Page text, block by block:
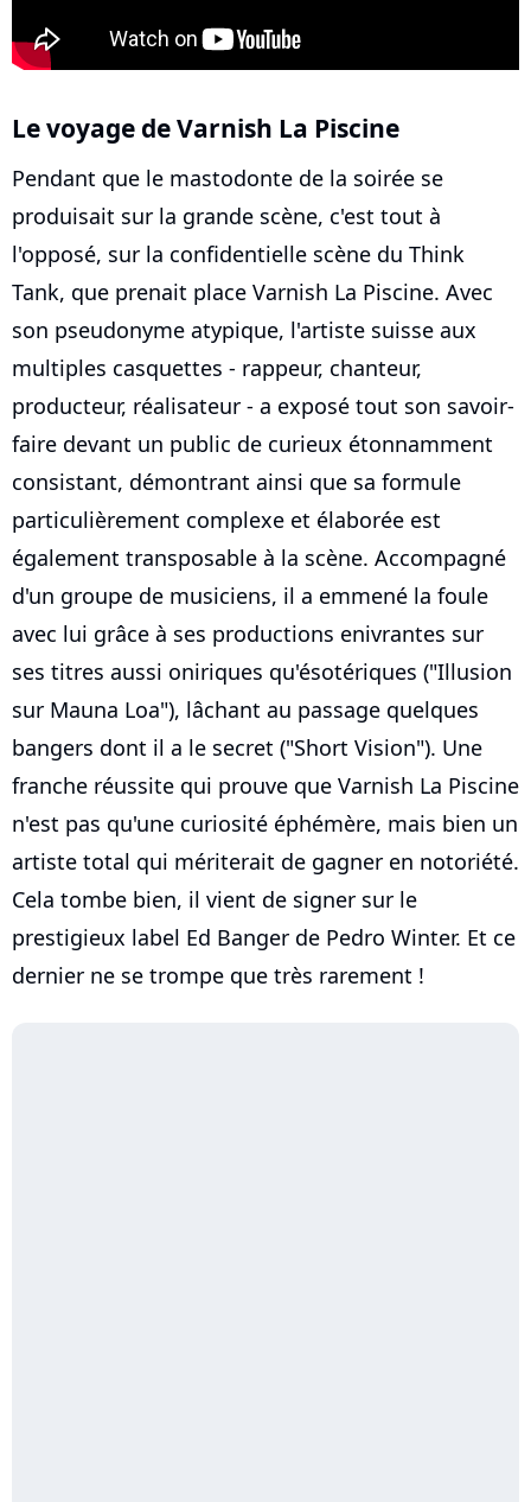
Le voyage de Varnish La Piscine
Pendant que le mastodonte de la soirée se
produisait sur la grande scène, c'est tout à
l'opposé, sur la confidentielle scène du Think
Tank, que prenait place Varnish La Piscine. Avec
son pseudonyme atypique, l'artiste suisse aux
multiples casquettes - rappeur, chanteur,
producteur, réalisateur - a exposé tout son savoir-
faire devant un public de curieux étonnamment
consistant, démontrant ainsi que sa formule
particulièrement complexe et élaborée est
également transposable à la scène. Accompagné
d'un groupe de musiciens, il a emmené la foule
avec lui grâce à ses productions enivrantes sur
ses titres aussi oniriques qu'ésotériques ("Illusion
sur Mauna Loa"), lâchant au passage quelques
bangers dont il a le secret ("Short Vision"). Une
franche réussite qui prouve que Varnish La Piscine
n'est pas qu'une curiosité éphémère, mais bien un
artiste total qui mériterait de gagner en notoriété.
Cela tombe bien, il vient de signer sur le
prestigieux label Ed Banger de Pedro Winter. Et ce
dernier ne se trompe que très rarement !